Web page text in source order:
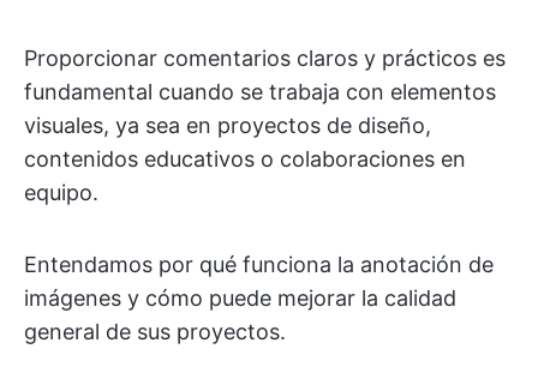
Proporcionar comentarios claros y prácticos es
fundamental cuando se trabaja con elementos
visuales, ya sea en proyectos de diseño,
contenidos educativos o colaboraciones en
equipo.
Entendamos por qué funciona la anotación de
imágenes y cómo puede mejorar la calidad
general de sus proyectos.